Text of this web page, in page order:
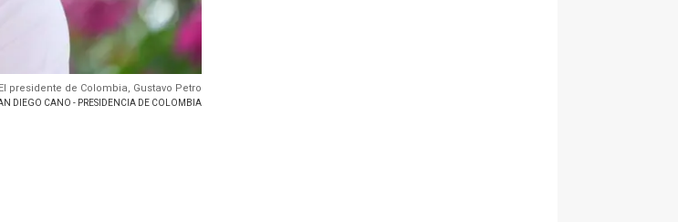
presidente de Colombia, Gustavo Petro
DIEGO CANO - PRESIDENCIA DE COLOMBIA